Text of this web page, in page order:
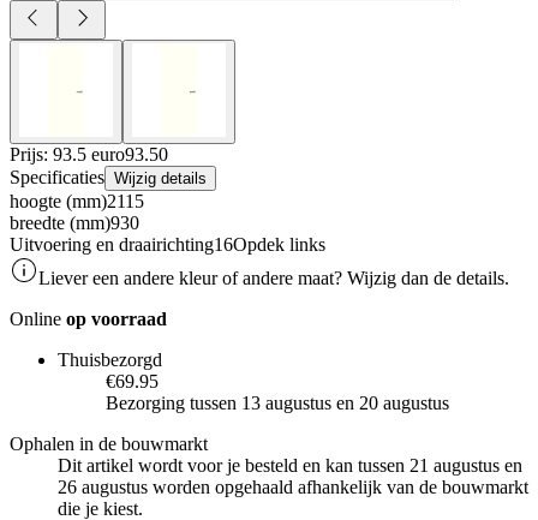
Prijs: 93.5 euro93.50
Specificaties Wijzig details
hoogte (mm)2115
breedte (mm)930
Uitvoering en draairichting16Opdek links
Liever een andere kleur of andere maat? Wijzig dan de details.
Online op voorraad
Thuisbezorgd
€69.95
Bezorging tussen 13 augustus en 20 augustus
Ophalen in de bouwmarkt
Dit artikel wordt voor je besteld en kan tussen 21 augustus en
26 augustus worden opgehaald afhankelijk van de bouwmarkt
die je kiest.